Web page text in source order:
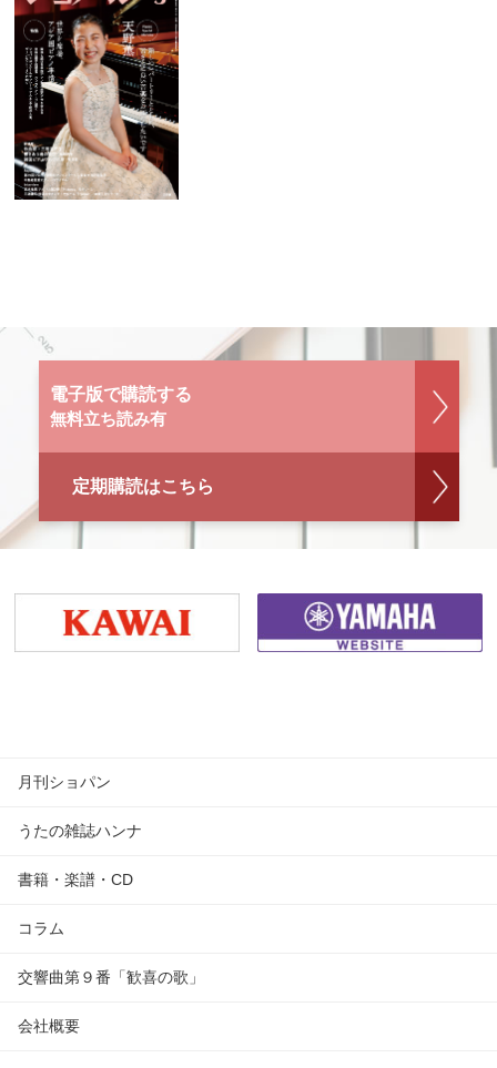
電子版で購読する
無料立ち読み有
定期購読はこちら
月刊ショパン
うたの雑誌ハンナ
書籍・楽譜・CD
コラム
交響曲第９番「歓喜の歌」
会社概要